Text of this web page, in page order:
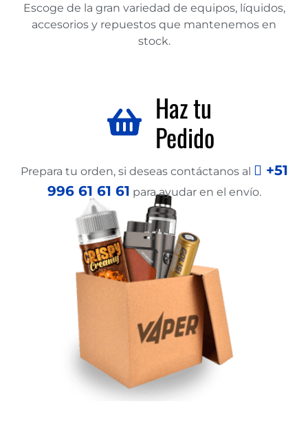
Escoge de la gran variedad de equipos, líquidos,
accesorios y repuestos que mantenemos en
stock.
Haz tu
Pedido
Prepara tu orden, si deseas contáctanos al
+51
996 61 61 61 para ayudar en el envío.